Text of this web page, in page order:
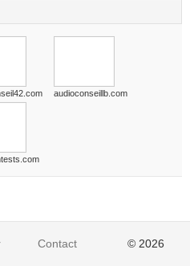
audioconseillb.com
Contact © 2026